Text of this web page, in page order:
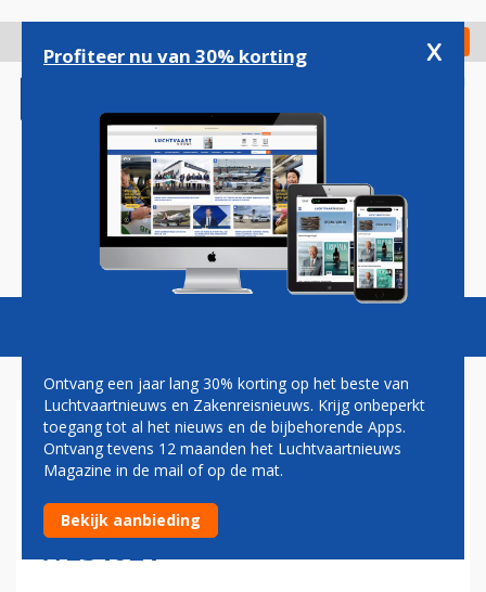
gaan
Check in
Magazine Podcasts Vacatures
START- EN LANDINGSBAAN
SINT MAARTEN GESLOTEN NA
INCIDENT MET VLIEGTUIG
WESTJET
Profiteer nu van 30% korting x
Ontvang een jaar lang 30% korting op het beste van
Luchtvaartnieuws en Zakenreisnieuws. Krijg onbeperkt
toegang tot al het nieuws en de bijbehorende Apps.
Ontvang tevens 12 maanden het Luchtvaartnieuws
Magazine in de mail of op de mat.
Bekijk aanbieding